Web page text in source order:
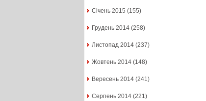
Січень 2015 (155)
Грудень 2014(258)
Листопад 2014(237)
Жовтень 2014(148)
Вересень 2014(241)
Серпень 2014(221)